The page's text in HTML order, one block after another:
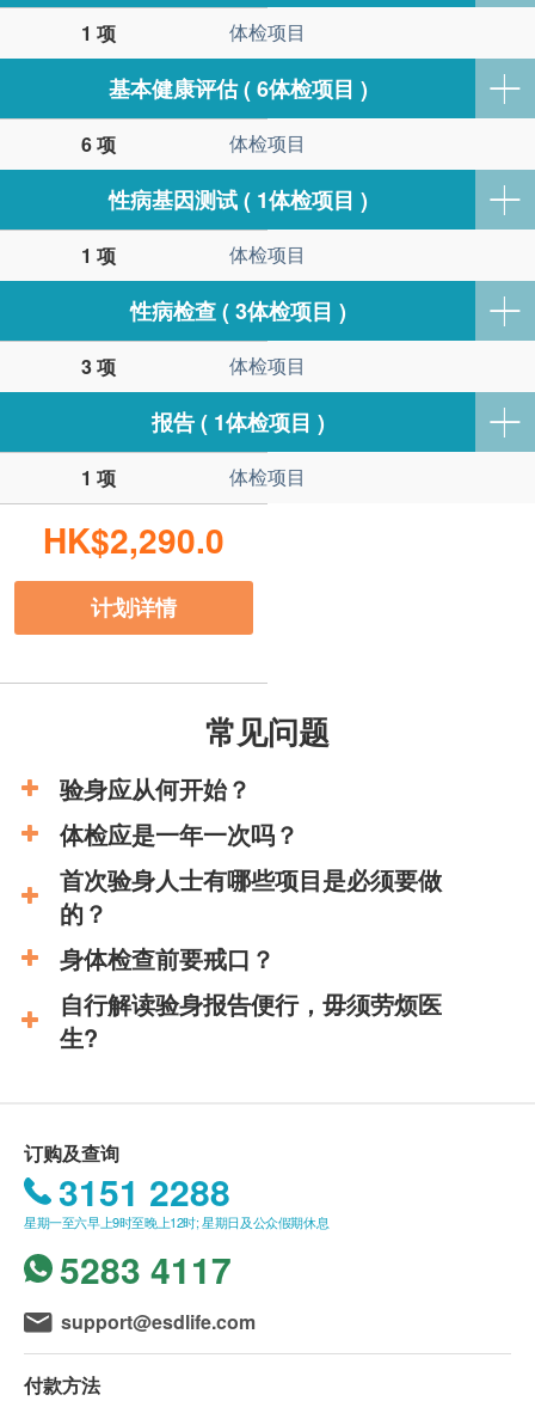
体检项目
基本健康评估 ( 6体检项目 )
体检项目
性病基因测试 ( 1体检项目 )
体检项目
性病检查 ( 3体检项目 )
体检项目
报告 ( 1体检项目 )
体检项目
1 项
6 项
1 项
3 项
1 项
HK$2,290.0
计划详情
常见问题
验身应从何开始？
体检应是一年一次吗？
首次验身人士有哪些项目是必须要做
的？
身体检查前要戒口？
自行解读验身报告便行，毋须劳烦医
生?
订购及查询
3151 2288
星期一至六早上9时至晚上12时; 星期日及公众假期休息
5283 4117
support@esdlife.com
付款方法